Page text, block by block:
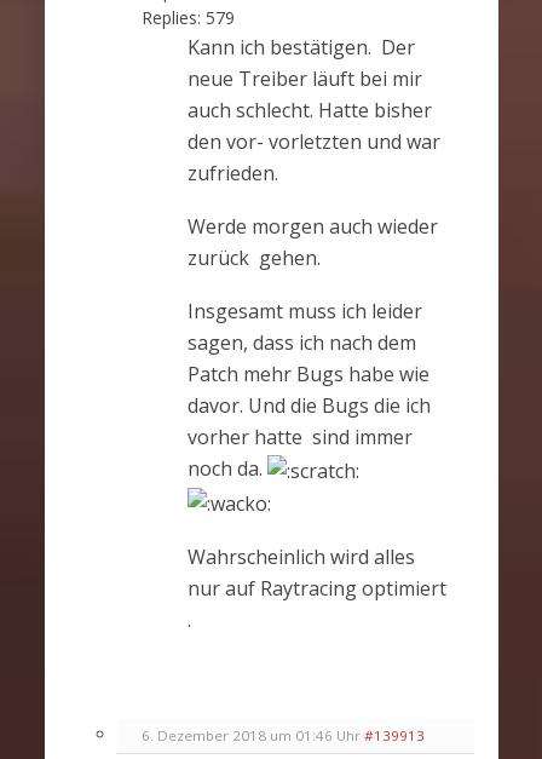
Replies: 579
Kann ich bestätigen. Der
neue Treiber läuft bei mir
auch schlecht. Hatte bisher
den vor- vorletzten und war
zufrieden.
Werde morgen auch wieder
zurück gehen.
Insgesamt muss ich leider
sagen, dass ich nach dem
Patch mehr Bugs habe wie
davor. Und die Bugs die ich
vorher hatte sind immer
noch da.
Wahrscheinlich wird alles
nur auf Raytracing optimiert
.
6. Dezember 2018 um 01:46 Uhr #139913